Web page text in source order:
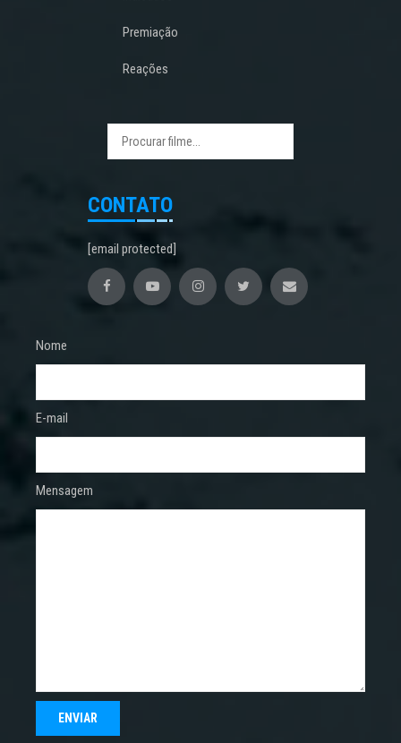
Premiação
Reações
CONTATO
[email protected]
Nome
E-mail
Mensagem